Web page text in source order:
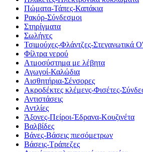
Πώματα-Τάπες-Καπάκια
Ρακόρ-Σύνδεσμοι
Στηρίγματα
Σωλήνες
Τσιμούχες-Φλάντζες-Στεγανωτικά
Φίλτρα νερού
Ατμοσύστημα με λέβητα
Αγωγοί-Καλώδια
Αισθητήρια-Σένσορες
Ακροδέκτες κλέμενς-Φισέτες-
Αντιστάσεις
Αντλίες
Άξονες-Πείροι-Έδρανα-Κουζινέτα
Βαλβίδες
Βάνες-Βάσεις πιεσόμετρων
Βάσεις-Τράπεζες